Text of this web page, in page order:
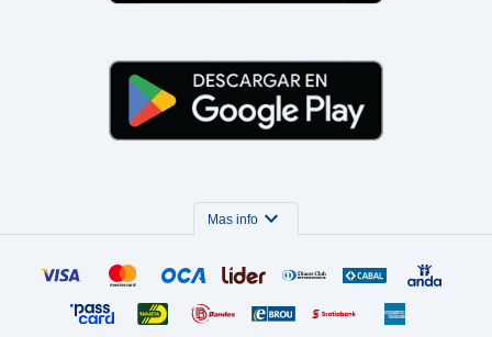
Mas info expand_more